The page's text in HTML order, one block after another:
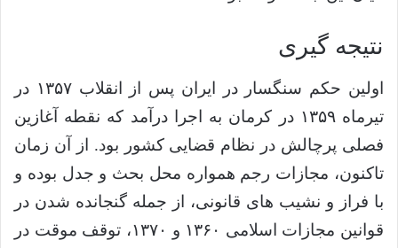
نتیجه گیری
اولین حکم سنگسار در ایران پس از انقلاب ۱۳۵۷ در
تیرماه ۱۳۵۹ در کرمان به اجرا درآمد که نقطه آغازین
فصلی پرچالش در نظام قضایی کشور بود. از آن زمان
تاکنون، مجازات رجم همواره محل بحث و جدل بوده و
با فراز و نشیب های قانونی، از جمله گنجانده شدن در
قوانین مجازات اسلامی ۱۳۶۰ و ۱۳۷۰، توقف موقت در